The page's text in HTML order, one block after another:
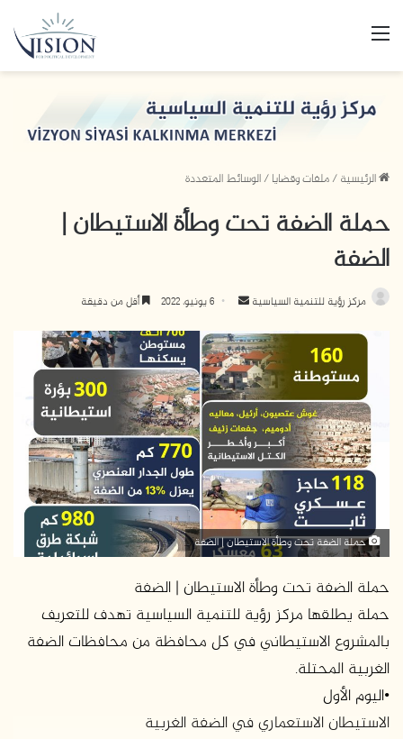
الرئيسية/ملفات وقضايا/الوسائط المتعددة
حملة الضفة تحت وطأة الاستيطان |
الضفة
مركز رؤية للتنمية السياسية
س
ل
ب
ر
ي
د
ا
إ
ل
ك
ت
ر
و
ي
6 يونيو، 2022 أقل من دقيقة
حملة الضفة تحت وطأة الاستيطان | الضفة
حملة الضفة تحت وطأة الاستيطان | الضفة
حملة يطلقها مركز رؤية للتنمية السياسية تهدف للتعريف
بالمشروع الاستيطاني في كل محافظة من محافظات الضفة
الغربية المحتلة.
•اليوم الأول
الاستيطان الاستعماري في الضفة الغربية